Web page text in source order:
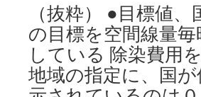
（抜粋） ●目標値
の目標を空間線量
している 除染費用
地域の指定に、国